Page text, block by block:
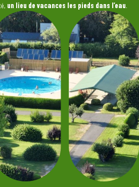
un lieu de vacances les pieds dans l’eau.